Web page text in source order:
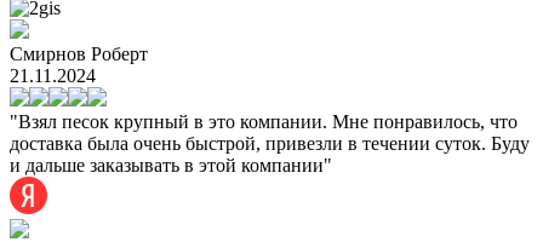
Смирнов Роберт
21.11.2024
"Взял песок крупный в это компании. Мне понравилось, что
доставка была очень быстрой, привезли в течении суток. Буду
и дальше заказывать в этой компании"